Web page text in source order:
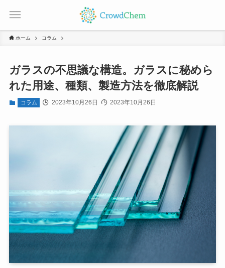
ホーム コラム
ガラスの不思議な構造。ガラスに秘めら
れた用途、種類、製造方法を徹底解説
コラム 2023年10月26日 2023年10月26日